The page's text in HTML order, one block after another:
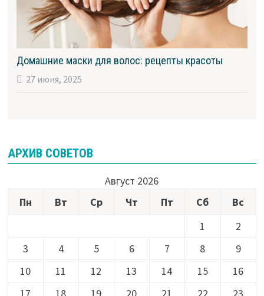
Домашние маски для волос: рецепты красоты
27 июня, 2025
АРХИВ СОВЕТОВ
Август 2026
Пн
Вт Ср Чт Пт Сб
Вс
1
2
3
4 5 6 7 8
9
10
11 12 13 14 15
16